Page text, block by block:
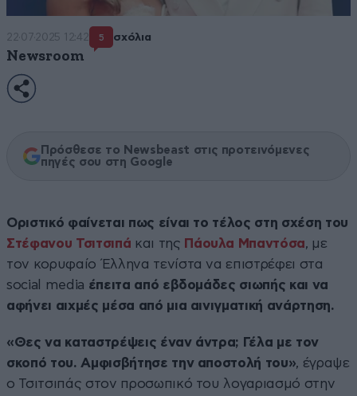
22·07·2025 12:42 5 σχόλια
Newsroom
Πρόσθεσε το Newsbeast στις προτεινόμενες
πηγές σου στη Google
Οριστικό φαίνεται πως είναι το τέλος στη σχέση του
Στέφανου Τσιτσιπά και της Πάουλα Μπαντόσα, με
τον κορυφαίο Έλληνα τενίστα να επιστρέφει στα
social media έπειτα από εβδομάδες σιωπής και να
αφήνει αιχμές μέσα από μια αινιγματική ανάρτηση.
«Θες να καταστρέψεις έναν άντρα; Γέλα με τον
σκοπό του. Αμφισβήτησε την αποστολή του», έγραψε
ο Τσιτσιπάς στον προσωπικό του λογαριασμό στην